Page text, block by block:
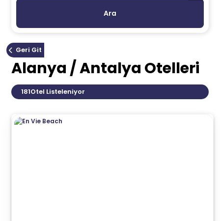
Ara
Geri Git
Alanya / Antalya Otelleri
181Otel Listeleniyor